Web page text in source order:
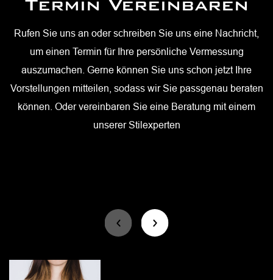
Termin Vereinbaren
Rufen Sie uns an oder schreiben Sie uns eine Nachricht,
um einen Termin für Ihre persönliche Vermessung
auszumachen. Gerne können Sie uns schon jetzt Ihre
Vorstellungen mitteilen, sodass wir Sie passgenau beraten
können. Oder vereinbaren Sie eine Beratung mit einem
unserer Stilexperten
Persönliche
Vermessung
Zu Ihrem gewünschten Termin warten ein Glas
Champagner und Ihr Stilberater mit Massband auf Sie. Mit
geübten Händen vermessen wir die Stellen, die wichtig
sind, damit Ihr massgeschneiderter Anzug am Ende wie
Lieferung oder
Abholung
Sobald der Anzug fertig ist, benachrichtigen wir Sie
umgehend. Sie können das Ergebnis gerne in unserem
Modehaus in Vaduz abholen und bei der Gelegenheit nach
den passenden Accessoires stöbern. Oder Sie lassen sich